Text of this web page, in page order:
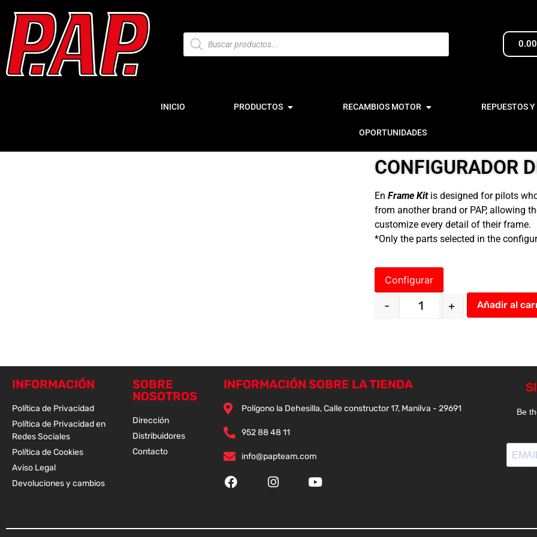
0.00
INICIO PRODUCTOS RECAMBIOS MOTOR REPUESTOS
OPORTUNIDADES
CONFIGURADOR
En Frame Kitis designed for pilots
from another brand or PAP, allowing
customize every detail of their frame.
*Only the parts selected in the
Configurar
- + Añadir al
INFORMACIÓN
Política de Privacidad
Política de Privacidad en
Redes Sociales
Política de Cookies
Aviso Legal
Devoluciones y cambios
SOBRE
NOSOTROS
Dirección
Distribuidores
Contacto
INFORMACIÓN SOBRE LA TIENDA
Polígono la Dehesilla, Calle constructor 17, Manilva - 29691
952 88 48 11
info@papteam.com